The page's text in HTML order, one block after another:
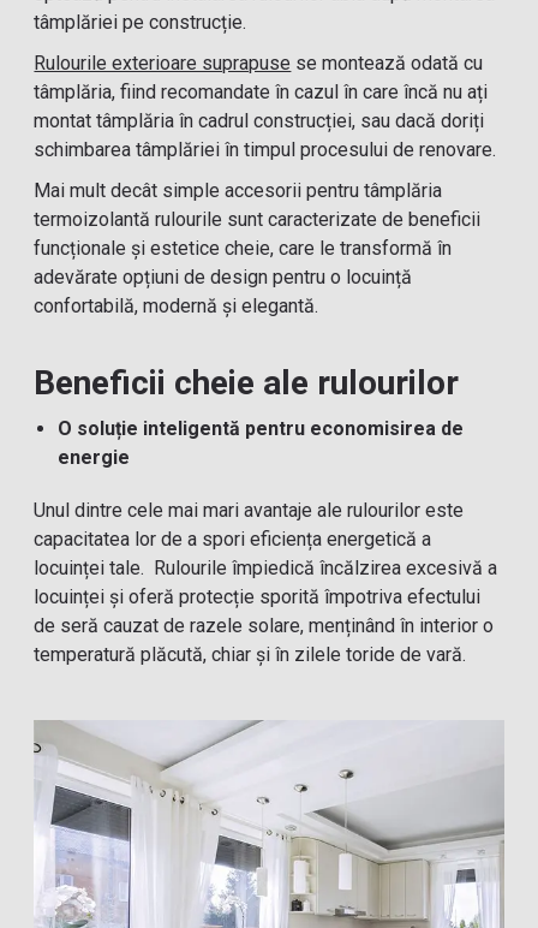
tâmplăriei pe construcție.
Rulourile exterioare suprapuse se montează odată cu
tâmplăria, fiind recomandate în cazul în care încă nu ați
montat tâmplăria în cadrul construcției, sau dacă doriți
schimbarea tâmplăriei în timpul procesului de renovare.
Mai mult decât simple accesorii pentru tâmplăria
termoizolantă rulourile sunt caracterizate de beneficii
funcționale și estetice cheie, care le transformă în
adevărate opțiuni de design pentru o locuință
confortabilă, modernă și elegantă.
Beneficii cheie ale rulourilor
O soluție inteligentă pentru economisirea de
energie
Unul dintre cele mai mari avantaje ale rulourilor este
capacitatea lor de a spori eficiența energetică a
locuinței tale. Rulourile împiedică încălzirea excesivă a
locuinței și oferă protecție sporită împotriva efectului
de seră cauzat de razele solare, menținând în interior o
temperatură plăcută, chiar și în zilele toride de vară.